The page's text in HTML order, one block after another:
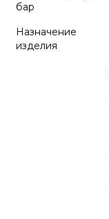
бар
Назначение
изделия